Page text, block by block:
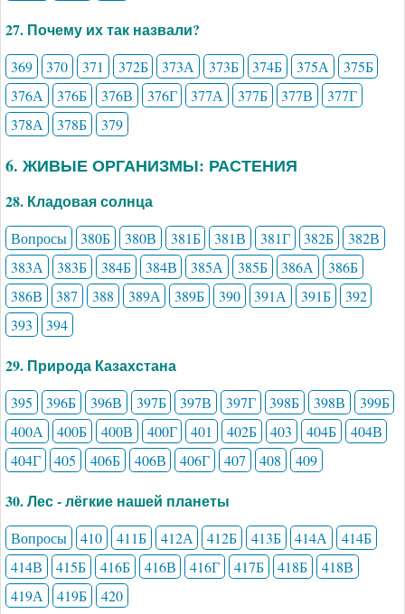
27. Почему их так назвали?
369 370 371 372Б 373А 373Б 374Б 375А
375Б
376А
376Б 376В 376Г 377А 377Б 377В
377Г
378А
378Б 379
6. ЖИВЫЕ ОРГАНИЗМЫ: РАСТЕНИЯ
28. Кладовая солнца
Вопросы 380Б 380В 381Б 381В 381Г 382Б
382В
383А
383Б 384Б 384В 385А 385Б 386А
386Б
386В
387 388 389А 389Б 390 391А 391Б
392
393
394
29. Природа Казахстана
395 396Б 396В 397Б 397В 397Г 398Б 398В
399Б
400А
400Б 400В 400Г 401 402Б 403 404Б
404В
404Г
405 406Б 406В 406Г 407 408 409
30. Лес - лёгкие нашей планеты
Вопросы 410 411Б 412А 412Б 413Б 414А
414Б
414В
415Б 416Б 416В 416Г 417Б 418Б
418В
419А
419Б 420